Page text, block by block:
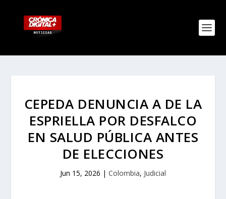
CEPEDA DENUNCIA A DE LA
ESPRIELLA POR DESFALCO
EN SALUD PÚBLICA ANTES
DE ELECCIONES
Jun 15, 2026 | Colombia, Judicial